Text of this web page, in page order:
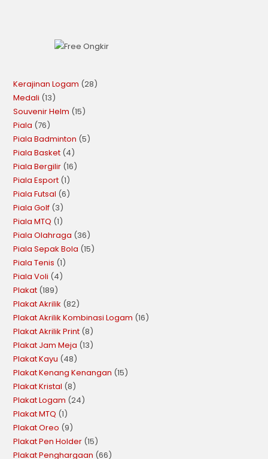
Kerajinan Logam 28
Medali 13
Souvenir Helm 15
Piala 76
Piala Badminton 5
Piala Basket 4
Piala Bergilir 16
Piala Esport 1
Piala Futsal 6
Piala Golf 3
Piala MTQ 1
Piala Olahraga 36
Piala Sepak Bola 15
Piala Tenis 1
Piala Voli 4
Plakat 189
Plakat Akrilik 82
Plakat Akrilik Kombinasi Logam 16
Plakat Akrilik Print 8
Plakat Jam Meja 13
Plakat Kayu 48
Plakat Kenang Kenangan 15
Plakat Kristal 8
Plakat Logam 24
Plakat MTQ 1
Plakat Oreo 9
Plakat Pen Holder 15
Plakat Penghargaan 66